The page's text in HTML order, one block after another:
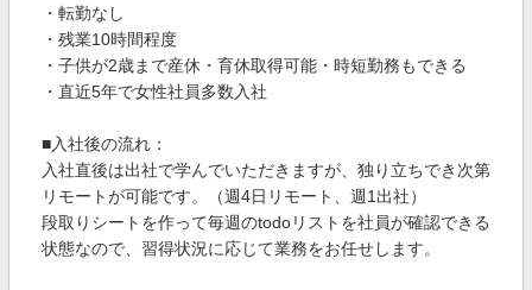
・転勤なし
・残業10時間程度
・子供が2歳まで産休・育休取得可能・時短勤務もできる
・直近5年で女性社員多数入社
■入社後の流れ：
入社直後は出社で学んでいただきますが、独り立ちでき次第
リモートが可能です。（週4日リモート、週1出社）
段取りシートを作って毎週のtodoリストを社員が確認できる
状態なので、習得状況に応じて業務をお任せします。